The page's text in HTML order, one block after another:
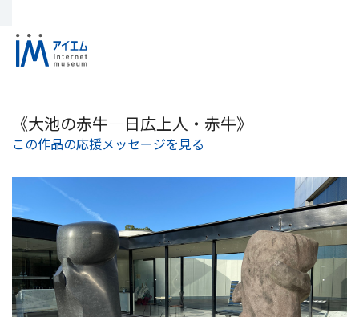
《大池の赤牛―日広上人・赤牛》
この作品の応援メッセージを見る